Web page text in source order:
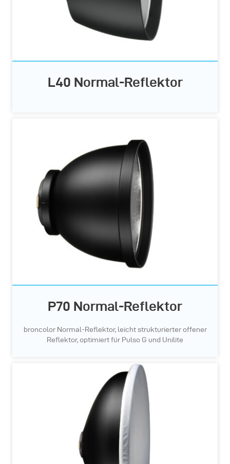
L40 Normal-Reflektor
P70 Normal-Reflektor
broncolor Normal-Reflektor, leicht strukturierter offener
Reflektor, optimiert für Pulso G und Unilite